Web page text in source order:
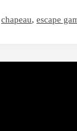
chapeau, escape